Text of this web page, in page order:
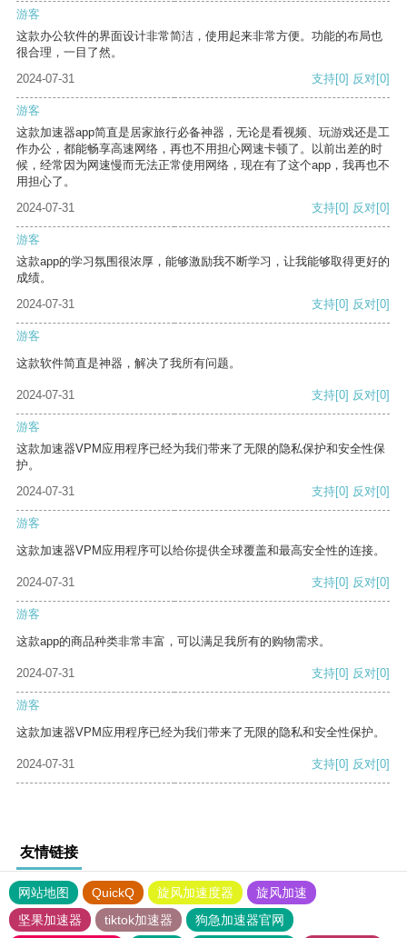
游客
这款办公软件的界面设计非常简洁，使用起来非常方便。功能的布局也
很合理，一目了然。
2024-07-31
支持[0] 反对[0]
游客
这款加速器app简直是居家旅行必备神器，无论是看视频、玩游戏还是工
作办公，都能畅享高速网络，再也不用担心网速卡顿了。以前出差的时
候，经常因为网速慢而无法正常使用网络，现在有了这个app，我再也不
用担心了。
2024-07-31
支持[0] 反对[0]
游客
这款app的学习氛围很浓厚，能够激励我不断学习，让我能够取得更好的
成绩。
2024-07-31
支持[0] 反对[0]
游客
这款软件简直是神器，解决了我所有问题。
2024-07-31 支持[0] 反对[0]
游客
这款加速器VPM应用程序已经为我们带来了无限的隐私保护和安全性保
护。
2024-07-31
支持[0] 反对[0]
游客
这款加速器VPM应用程序可以给你提供全球覆盖和最高安全性的连接。
2024-07-31 支持[0] 反对[0]
游客
这款app的商品种类非常丰富，可以满足我所有的购物需求。
2024-07-31 支持[0] 反对[0]
游客
这款加速器VPM应用程序已经为我们带来了无限的隐私和安全性保护。
2024-07-31 支持[0] 反对[0]
友情链接
网站地图 QuickQ 旋风加速度器
旋风加速
坚果加速器
tiktok加速器
狗急加速器官网